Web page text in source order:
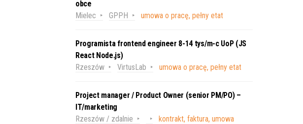
obce
Mielec
GPPH umowa o pracę, pełny etat
Programista frontend engineer 8-14 tys/m-c UoP (JS
React Node.js)
Rzeszów
VirtusLab umowa o pracę, pełny etat
Project manager / Product Owner (senior PM/PO) –
IT/marketing
Rzeszów / zdalnie
kontrakt, faktura, umowa